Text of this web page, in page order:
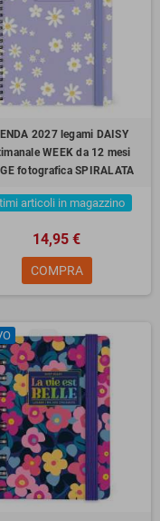
2027 legami DAISY
WEEK da 12 mesi
fotografica SPIRALATA
articoli in magazzino
14,95 €
COMPRA